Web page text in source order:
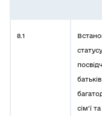
8.1
батьків
сім’ї